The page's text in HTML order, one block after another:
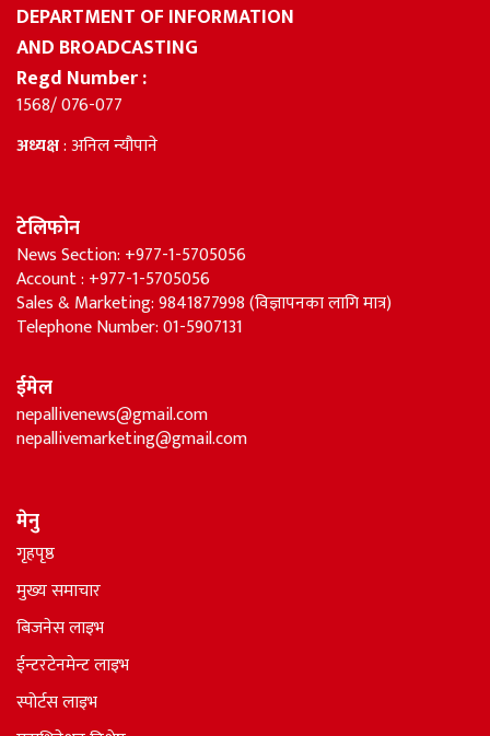
DEPARTMENT OF INFORMATION
AND BROADCASTING
Regd Number :
1568/ 076-077
अध्यक्ष: अनिल न्यौपाने
टेलिफोन
News Section: +977-1-5705056
Account : +977-1-5705056
Sales & Marketing: 9841877998 (विज्ञापनका लागि मात्र)
Telephone Number: 01-5907131
ईमेल
nepallivenews@gmail.com
nepallivemarketing@gmail.com
मेनु
गृहपृष्ठ
मुख्य समाचार
बिजनेस लाइभ
ईन्टरटेनमेन्ट लाइभ
स्पोर्टस लाइभ